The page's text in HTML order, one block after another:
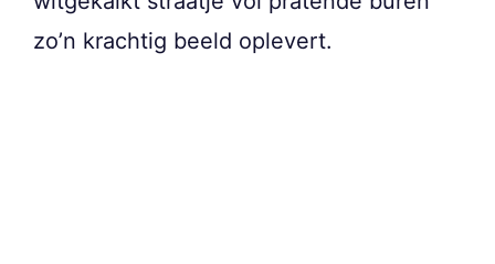
zo’n krachtig beeld oplevert.